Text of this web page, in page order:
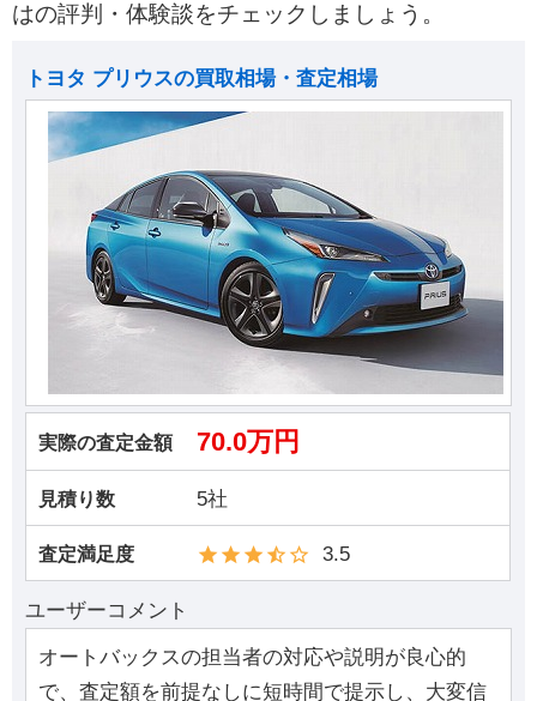
はの評判・体験談をチェックしましょう。
トヨタ プリウスの買取相場・査定相場
実際の査定金額 70.0万円
見積り数 5社
査定満足度 3.5
ユーザーコメント
オートバックスの担当者の対応や説明が良心的
で、査定額を前提なしに短時間で提示し、大変信